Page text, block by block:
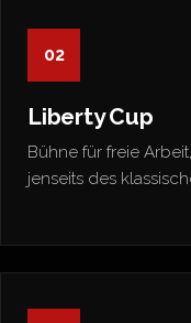
02
Liberty Cup
Bühne für freie
jenseits des